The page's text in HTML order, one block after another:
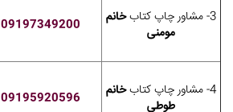
3- مشاور چاپ کتاب
خانم
مومنی
09197349200
4- مشاور چاپ کتاب
خانم
طوطی
09195920596